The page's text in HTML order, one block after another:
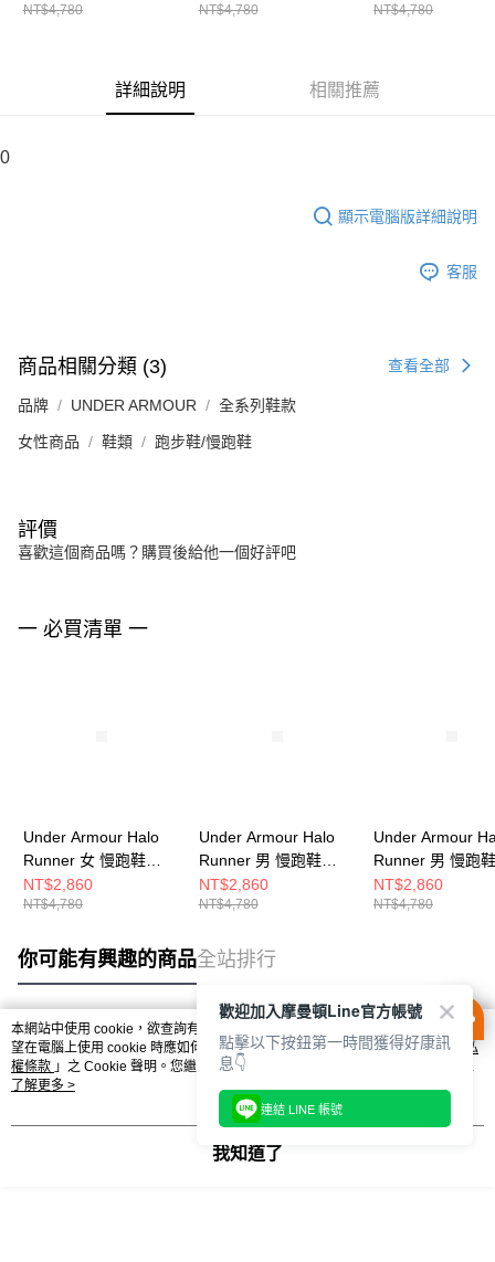
NT$4,780 NT$4,780 NT$4,780
詳細說明 相關推薦
0
顯示電腦版詳細說明
客服
商品相關分類 (3) 查看全部
品牌 UNDER ARMOUR 全系列鞋款
女性商品 鞋類 跑步鞋/慢跑鞋
評價
喜歡這個商品嗎？購買後給他一個好評吧
一 必買清單 一
Under Armour Halo
Runner 女 慢跑鞋
6005288-110
NT$2,860
NT$4,780
Under Armour Halo
Runner 男 慢跑鞋
6005287-110
NT$2,860
NT$4,780
Under Armour
Runner 男 慢跑鞋
6005287-003
NT$2,860
NT$4,780
你可能有興趣的商品全站排行
熱門標籤
本網站中使用 cookie，欲查詢有關本網站使用 cookie 方式之詳情，及若您不希
望在電腦上使用 cookie 時應如何變更電腦的 cookie 設定，請參閱本網站「
隱私
權條款 」之 Cookie 聲明。您繼續使用本網站即表示您同意本公司得按本網站使
用條款之 Cookie 聲明使用 cookie。
了解更多 >
我知道了
歡迎加入摩曼頓Line官方帳號
點擊以下按鈕第一時間獲得好康訊
息👇
連結 LINE 帳號